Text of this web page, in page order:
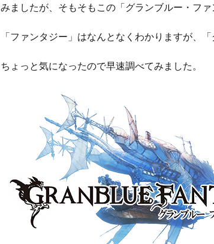
みましたが、そもそもこの「グランブルー・フ
「ファンタジー」はなんとなくわかりますが、
ちょっと気になったので早速調べてみました。